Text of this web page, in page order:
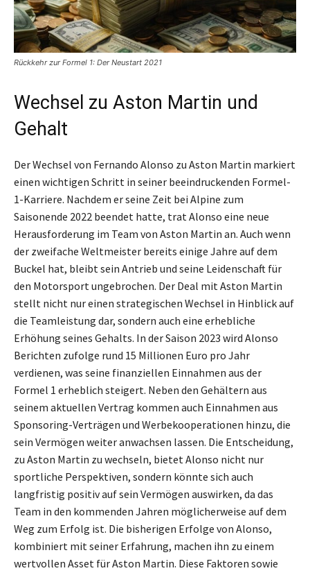
Rückkehr zur Formel 1: Der Neustart 2021
Wechsel zu Aston Martin und
Gehalt
Der Wechsel von Fernando Alonso zu Aston Martin markiert
einen wichtigen Schritt in seiner beeindruckenden Formel-
1-Karriere. Nachdem er seine Zeit bei Alpine zum
Saisonende 2022 beendet hatte, trat Alonso eine neue
Herausforderung im Team von Aston Martin an. Auch wenn
der zweifache Weltmeister bereits einige Jahre auf dem
Buckel hat, bleibt sein Antrieb und seine Leidenschaft für
den Motorsport ungebrochen. Der Deal mit Aston Martin
stellt nicht nur einen strategischen Wechsel in Hinblick auf
die Teamleistung dar, sondern auch eine erhebliche
Erhöhung seines Gehalts. In der Saison 2023 wird Alonso
Berichten zufolge rund 15 Millionen Euro pro Jahr
verdienen, was seine finanziellen Einnahmen aus der
Formel 1 erheblich steigert. Neben den Gehältern aus
seinem aktuellen Vertrag kommen auch Einnahmen aus
Sponsoring-Verträgen und Werbekooperationen hinzu, die
sein Vermögen weiter anwachsen lassen. Die Entscheidung,
zu Aston Martin zu wechseln, bietet Alonso nicht nur
sportliche Perspektiven, sondern könnte sich auch
langfristig positiv auf sein Vermögen auswirken, da das
Team in den kommenden Jahren möglicherweise auf dem
Weg zum Erfolg ist. Die bisherigen Erfolge von Alonso,
kombiniert mit seiner Erfahrung, machen ihn zu einem
wertvollen Asset für Aston Martin. Diese Faktoren sowie